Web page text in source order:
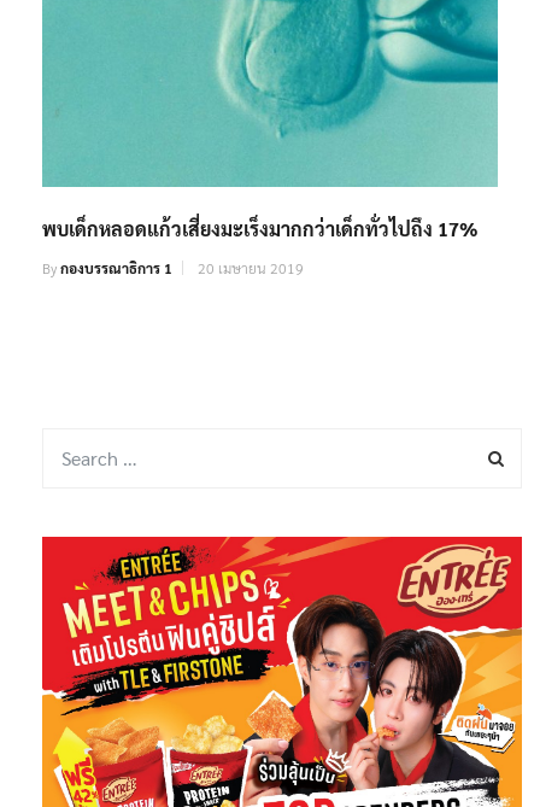
พบเด็กหลอดแก้วเสี่ยงมะเร็งมากกว่าเด็กทั่วไปถึง 17%
Byกองบรรณาธิการ 1 20 เมษายน 2019